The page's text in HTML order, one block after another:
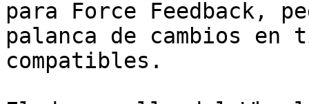
para Force Feedback,
palanca de cambios
compatibles.